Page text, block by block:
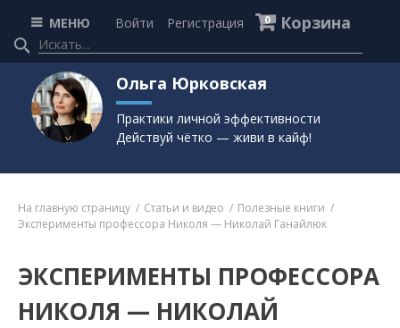
МЕНЮ Войти Регистрация 0 Корзина
Ольга Юрковская
Практики личной эффективности
Действуй чётко — живи в кайф!
На главную страницу Статьи и видео
Полезные книги
Эксперименты профессора Николя — Николай Ганайлюк
ЭКСПЕРИМЕНТЫ ПРОФЕССОРА
НИКОЛЯ — НИКОЛАЙ